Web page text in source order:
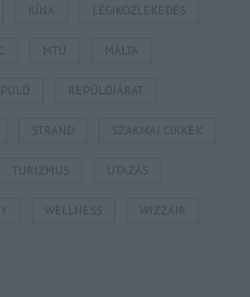
LÉGIKÖZLEKEDÉS
MTÜ MÁLTA
REPÜLŐJÁRAT
STRAND SZAKMAI CIKKEK
TURIZMUS UTAZÁS
WIZZAIR